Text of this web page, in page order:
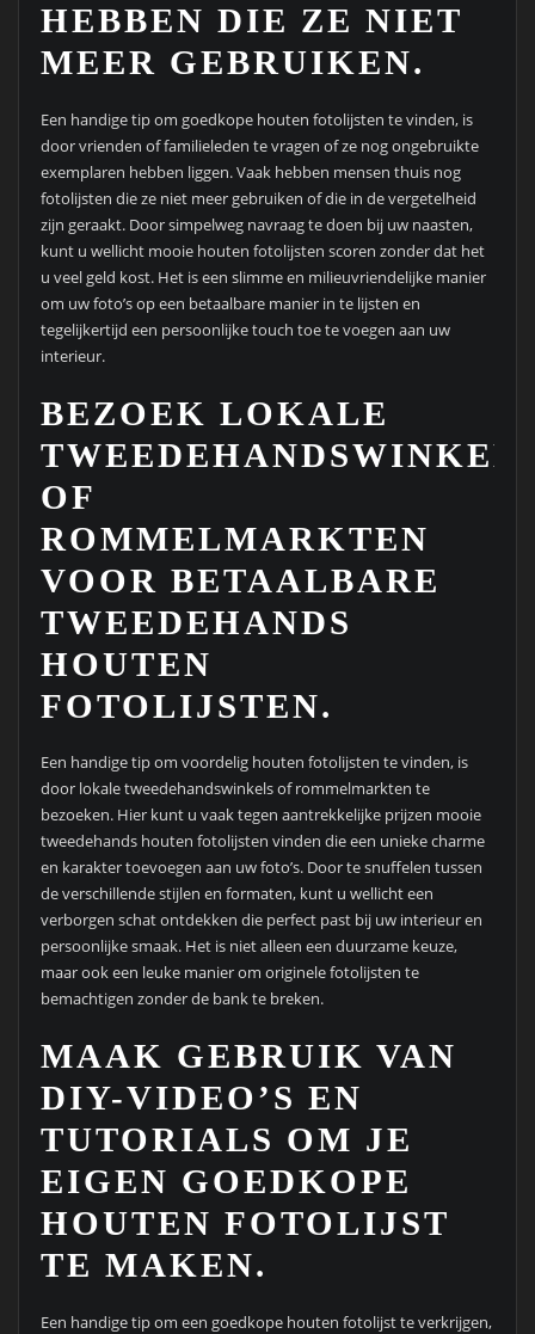
HEBBEN DIE ZE NIET
MEER GEBRUIKEN.
Een handige tip om goedkope houten fotolijsten te vinden, is
door vrienden of familieleden te vragen of ze nog ongebruikte
exemplaren hebben liggen. Vaak hebben mensen thuis nog
fotolijsten die ze niet meer gebruiken of die in de vergetelheid
zijn geraakt. Door simpelweg navraag te doen bij uw naasten,
kunt u wellicht mooie houten fotolijsten scoren zonder dat het
u veel geld kost. Het is een slimme en milieuvriendelijke manier
om uw foto’s op een betaalbare manier in te lijsten en
tegelijkertijd een persoonlijke touch toe te voegen aan uw
interieur.
BEZOEK LOKALE
OF
ROMMELMARKTEN
VOOR BETAALBARE
TWEEDEHANDS
HOUTEN
FOTOLIJSTEN.
Een handige tip om voordelig houten fotolijsten te vinden, is
door lokale tweedehandswinkels of rommelmarkten te
bezoeken. Hier kunt u vaak tegen aantrekkelijke prijzen mooie
tweedehands houten fotolijsten vinden die een unieke charme
en karakter toevoegen aan uw foto’s. Door te snuffelen tussen
de verschillende stijlen en formaten, kunt u wellicht een
verborgen schat ontdekken die perfect past bij uw interieur en
persoonlijke smaak. Het is niet alleen een duurzame keuze,
maar ook een leuke manier om originele fotolijsten te
bemachtigen zonder de bank te breken.
MAAK GEBRUIK VAN
DIY-VIDEO’S EN
TUTORIALS OM JE
EIGEN GOEDKOPE
HOUTEN FOTOLIJST
TE MAKEN.
Een handige tip om een goedkope houten fotolijst te verkrijgen,